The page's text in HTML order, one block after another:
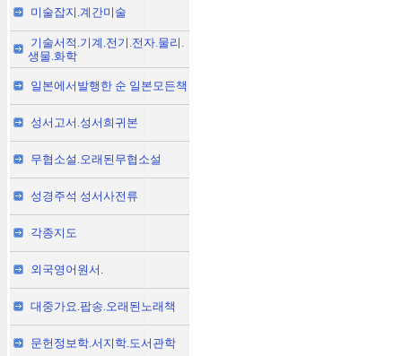
미술잡지.계간미술
기술서적.기계.전기.전자.물리.
생물.화학
일본에서발행한 순 일본모든책
성서고서.성서희귀본
무협소설.오래된무협소설
성경주석 성서사전류
각종지도
외국영어원서.
대중가요.팝송.오래된노래책
문헌정보학.서지학.도서관학